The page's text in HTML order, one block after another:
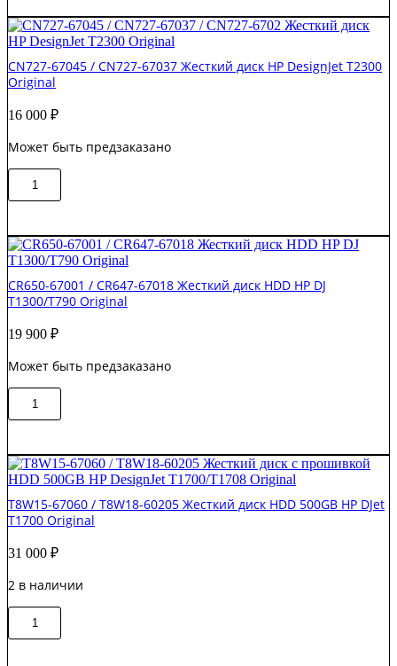
Жесткий
диск
c
прошивкой
HDD
DJ
Original
CN727-67045 / CN727-67037 Жесткий диск HP DesignJet T2300
Original
16 000 ₽
Может быть предзаказано
Количество
товара
/
CN727-
67037
Жесткий
диск
DesignJet
Original
CR650-67001 / CR647-67018 Жесткий диск HDD HP DJ
T1300/T790 Original
19 900 ₽
Может быть предзаказано
Количество
товара
/
CR647-
67018
Жесткий
диск
HP
T1300/T790
T8W15-67060 / T8W18-60205 Жесткий диск HDD 500GB HP DJet
T1700 Original
31 000 ₽
2 в наличии
Количество
товара